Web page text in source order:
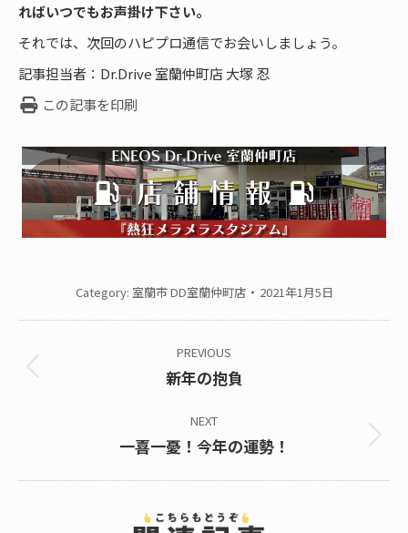
ればいつでもお声掛け下さい。
それでは、次回のハピプロ通信でお会いしましょう。
記事担当者：Dr.Drive 室蘭仲町店 大塚 忍
この記事を印刷
Category: 室蘭市 DD室蘭仲町店 2021年1月5日
navigation
PREVIOUS
Previous
新年の抱負
NEXT
Next
一喜一憂！今年の運勢！